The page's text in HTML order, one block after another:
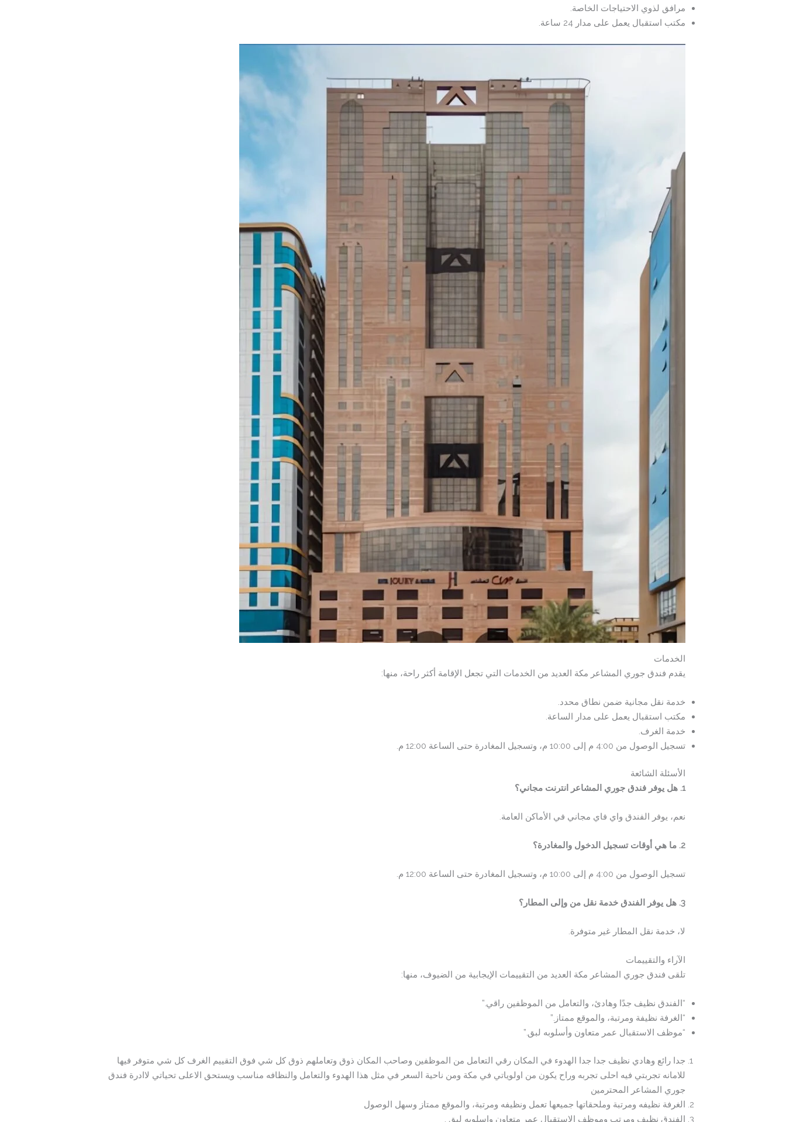
مرافق لذوي الاحتياجات الخاصة.
مكتب استقبال يعمل على مدار 24 ساعة.
الخدمات
يقدم فندق جوري المشاعر مكة العديد من الخدمات التي تجعل الإقامة أكثر راحة، منها:
خدمة نقل مجانية ضمن نطاق محدد.
مكتب استقبال يعمل على مدار الساعة.
خدمة الغرف.
تسجيل الوصول من 4:00 م إلى 10:00 م، وتسجيل المغادرة حتى الساعة 12:00 م.
الأسئلة الشائعة
1. هل يوفر فندق جوري المشاعر انترنت مجاني؟
نعم، يوفر الفندق واي فاي مجاني في الأماكن العامة.
2. ما هي أوقات تسجيل الدخول والمغادرة؟
تسجيل الوصول من 4:00 م إلى 10:00 م، وتسجيل المغادرة حتى الساعة 12:00 م.
3. هل يوفر الفندق خدمة نقل من وإلى المطار؟
لا، خدمة نقل المطار غير متوفرة.
الآراء والتقييمات
تلقى فندق جوري المشاعر مكة العديد من التقييمات الإيجابية من الضيوف، منها:
“الفندق نظيف جدًا وهادئ، والتعامل من الموظفين راقي.”
“الغرفة نظيفة ومرتبة، والموقع ممتاز.”
“موظف الاستقبال عمر متعاون وأسلوبه لبق.”
جدا رائع وهادي نظيف جدا جدا الهدوء في المكان رقي التعامل من الموظفين وصاحب المكان ذوق وتعاملهم ذوق كل شي فوق التقييم الغرف كل شي متوفر فيها
للامانه تجربتي فيه احلى تجربه وراح يكون من اولوياتي في مكة ومن ناحية السعر في مثل هذا الهدوء والتعامل والنظافه مناسب ويستحق الاعلى تحياتي لاادرة فندق
جوري المشاعر المحترمين
الغرفة نظيفه ومرتبة وملحقاتها جميعها تعمل ونظيفه ومرتبة، والموقع ممتاز وسهل الوصول
الفندق نظيف ومرتب وموظف الاستقبال عمر متعاون واسلوبه لبق .